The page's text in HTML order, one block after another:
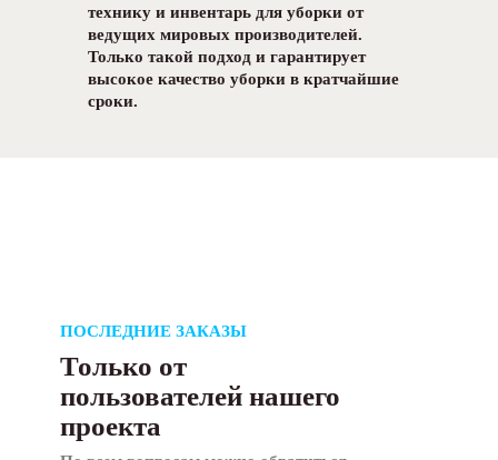
технику и инвентарь для уборки от
ведущих мировых производителей.
Только такой подход и гарантирует
высокое качество уборки в кратчайшие
сроки.
ПОСЛЕДНИЕ ЗАКАЗЫ
Только от
пользователей нашего
проекта